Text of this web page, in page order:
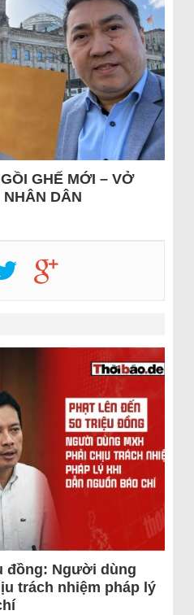
GHẾ MỚI – VỞ
DÂN
đồng: Người dùng
trách nhiệm pháp lý